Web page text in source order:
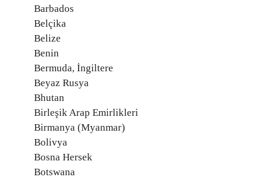
Barbados
Belçika
Belize
Benin
Bermuda, İngiltere
Beyaz Rusya
Bhutan
Birleşik Arap Emirlikleri
Birmanya (Myanmar)
Bolivya
Bosna Hersek
Botswana